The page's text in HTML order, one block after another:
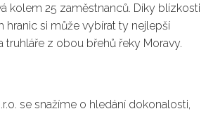
kolem 25 zaměstnanců. Díky blízkosti
si může vybírat ty nejlepší
truhláře z obou břehů řeky Moravy.
se snažíme o hledání dokonalosti,